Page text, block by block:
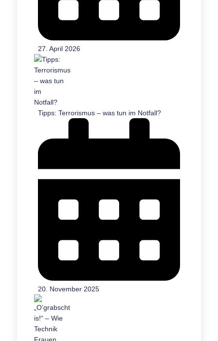
27. April 2026
Tipps: Terrorismus – was tun im Notfall?
20. November 2025